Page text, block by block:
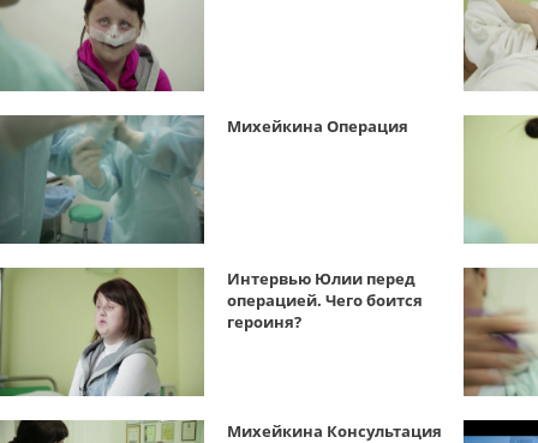
Михейкина Операция
Интервью Юлии перед
операцией. Чего боится
героиня?
Михейкина Консультация